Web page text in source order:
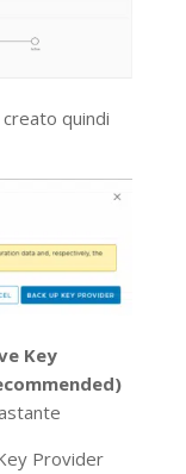
quindi
Key
Provider